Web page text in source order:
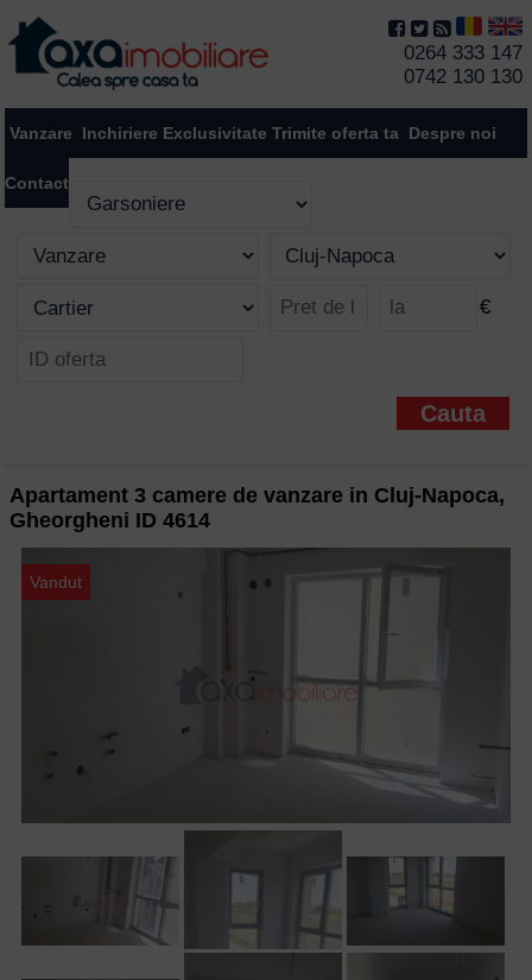
0264 333 147
0742 130 130
Vanzare Inchiriere Exclusivitate Trimite oferta ta Despre noi
Contact
€
Apartament 3 camere de vanzare in Cluj-Napoca,
Gheorgheni ID 4614
Vandut